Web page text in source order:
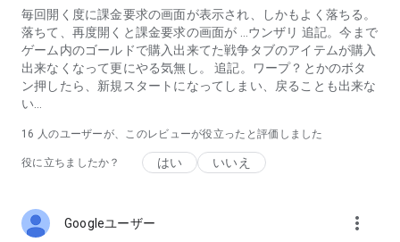
毎回開く度に課金要求の画面が表示され、しかもよく落ちる。
落ちて、再度開くと課金要求の画面が …ウンザリ 追記。今まで
ゲーム内のゴールドで購入出来てた戦争タブのアイテムが購入
出来なくなって更にやる気無し。 追記。ワープ？とかのボタ
ン押したら、新規スタートになってしまい、戻ることも出来な
い…
16 人のユーザーが、このレビューが役立ったと評価しました
役に立ちましたか？ はい いいえ
Googleユーザー more_vert